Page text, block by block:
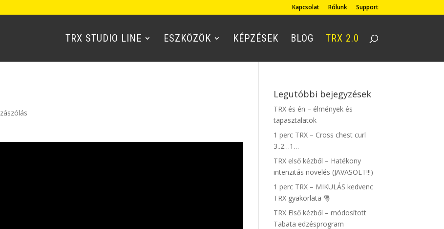
Kapcsolat Rólunk Support
TRX STUDIO LINE ESZKÖZÖK KÉPZÉSEK BLOG TRX 2.0
Legutóbbi bejegyzések
TRX és én – élmények és
tapasztalatok
1 perc TRX – Cross chest curl
3..2…1…
TRX első kézből – Hatékony
intenzitás növelés (JAVASOLT!!!)
1 perc TRX – MIKULÁS kedvenc
TRX gyakorlata 🎅
TRX Első kézből – módosított
Tabata edzésprogram